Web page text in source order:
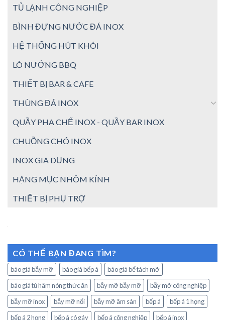
TỦ LẠNH CÔNG NGHIỆP
BÌNH ĐỰNG NƯỚC ĐÁ INOX
HỆ THỐNG HÚT KHÓI
LÒ NƯỚNG BBQ
THIẾT BỊ BAR & CAFE
THÙNG ĐÁ INOX
QUẦY PHA CHẾ INOX - QUẦY BAR INOX
CHUỒNG CHÓ INOX
INOX GIA DỤNG
HẠNG MỤC NHÔM KÍNH
THIẾT BỊ PHỤ TRỢ
CÓ THỂ BẠN ĐANG TÌM?
báo giá bẫy mỡ báo giá bếp á
báo giá bể tách mỡ
báo giá tủ hâm nóng thức ăn
bẫy mỡ bẫy mỡ
bẫy mỡ công nghiệp
bẫy mỡ inox
bẫy mỡ nổi bẫy mỡ âm sàn bếp á
bếp á 1 họng
bếp á 2 họng
bếp á có gáy bếp á công nghiệp bếp á inox